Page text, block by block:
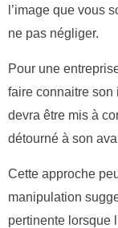
l’image que vous
ne pas négliger.
Pour une
faire connaitre son
devra être mis à
détourné à son
Cette approche
manipulation
pertinente lorsque